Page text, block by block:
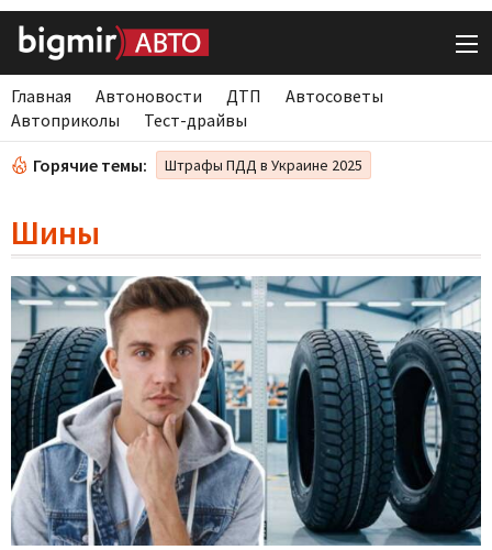
Главная Автоновости ДТП
Автосоветы
Автоприколы
Тест-драйвы
Горячие темы: Штрафы ПДД в Украине 2025
Шины